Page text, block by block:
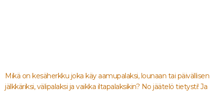
Mikä on kesäherkku joka käy aamupalaksi, lounaan tai päivällisen
jälkkäriksi, välipalaksi ja vaikka iltapalaksikin? No jäätelö tietysti! Ja